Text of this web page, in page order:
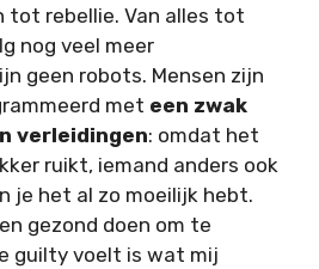
tot rebellie. Van alles tot
nog veel meer
geen robots. Mensen zijn
met een zwak
verleidingen: omdat het
ruikt, iemand anders ook
je het al zo moeilijk hebt.
gezond doen om te
guilty voelt is wat mij